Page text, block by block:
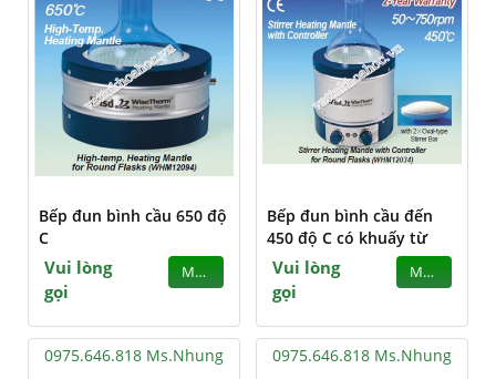
Bếp đun bình cầu 650 độ
C
Vui lòng
gọi
MUA
Bếp đun bình cầu đến
450 độ C có khuấy từ
Vui lòng
gọi
MUA
0975.646.818 Ms.Nhung 0975.646.818 Ms.Nhung